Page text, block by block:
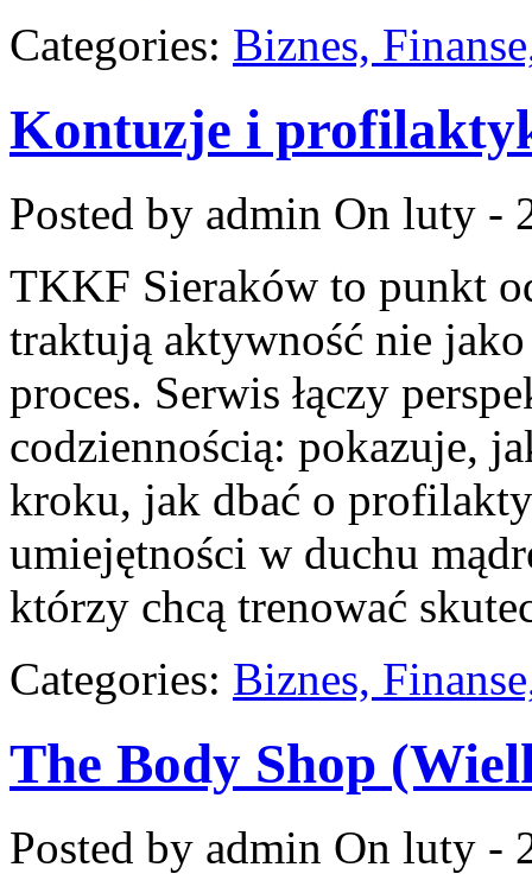
Categories: Biznes,
Kontuzje i
Posted by admin On luty -
TKKF Sieraków to punkt
traktują aktywność nie
proces. Serwis łączy
codziennością: pokazuje,
kroku, jak dbać o
umiejętności w duchu
którzy chcą trenować
Categories: Biznes,
The Body Shop
Posted by admin On luty -